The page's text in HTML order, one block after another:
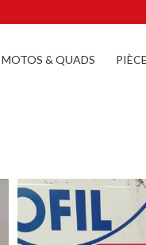
MOTOS & QUADS